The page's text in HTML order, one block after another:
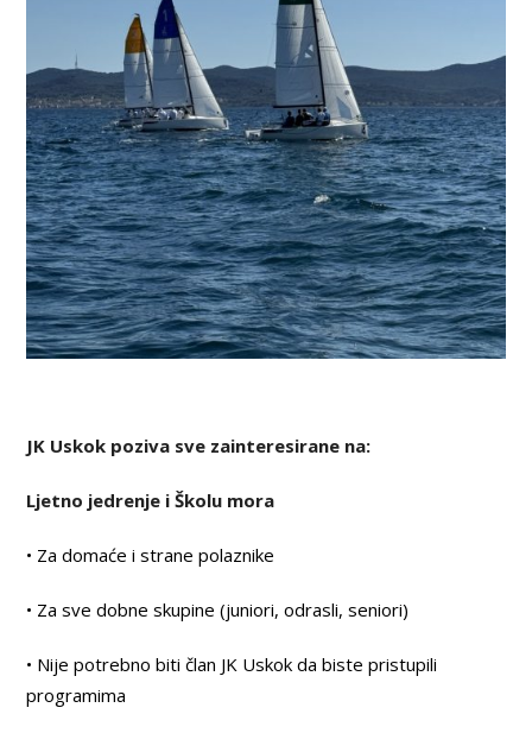
JK Uskok poziva sve zainteresirane na:
Ljetno jedrenje i Školu mora
• Za domaće i strane polaznike
• Za sve dobne skupine (juniori, odrasli, seniori)
• Nije potrebno biti član JK Uskok da biste pristupili
programima